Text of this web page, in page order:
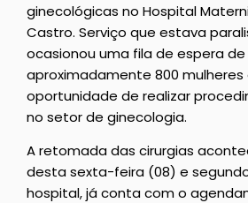
ginecológicas no Hospital
Castro. Serviço que estava
ocasionou uma fila de espera de
aproximadamente 800
oportunidade de realizar
no setor de ginecologia.
A retomada das cirurgias
desta sexta-feira (08) e
hospital, já conta com o